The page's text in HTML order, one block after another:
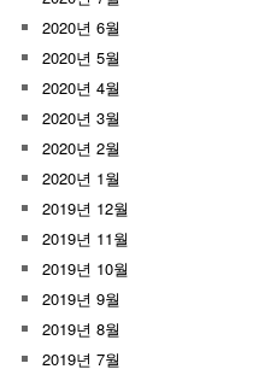
2020년 6월
2020년 5월
2020년 4월
2020년 3월
2020년 2월
2020년 1월
2019년 12월
2019년 11월
2019년 10월
2019년 9월
2019년 8월
2019년 7월